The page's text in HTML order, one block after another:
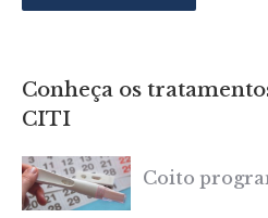
Conheça os
CITI
Coito